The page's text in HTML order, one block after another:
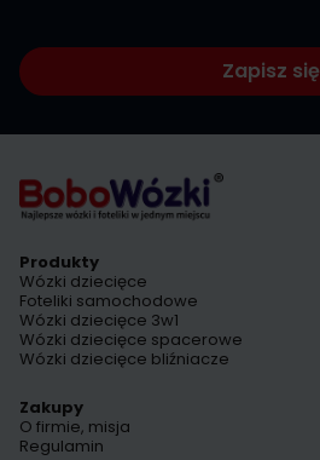
Zapisz się
Produkty
Wózki dziecięce
Foteliki samochodowe
Wózki dziecięce 3w1
Wózki dziecięce spacerowe
Wózki dziecięce bliźniacze
Zakupy
O firmie, misja
Regulamin